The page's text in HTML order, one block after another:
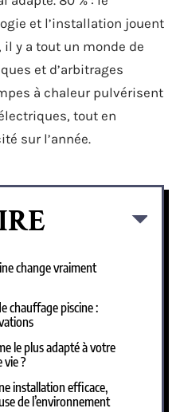
et l’installation jouent
il y a tout un monde de
et d’arbitrages
à chaleur pulvérisent
tout en
sur l’année.
change vraiment
chauffage piscine :
le plus adapté à votre
vie ?
installation efficace,
de l’environnement